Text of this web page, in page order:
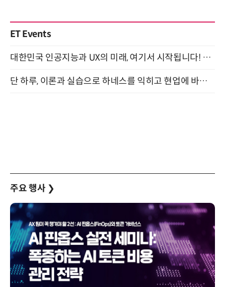
ET Events
대한민국 인공지능과 UX의 미래, 여기서 시작됩니다! UX Korea 2026 - Fall 9월 2일 개최
단 하루, 이론과 실습으로 하네스를 익히고 현업에 바로 쓰는 핸즈온 워크숍 (8/20)
주요 행사 ❯